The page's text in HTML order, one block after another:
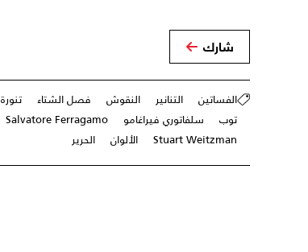
شارك
الفساتين التنانير النقوش فصل الشتاء تنورة
توب
سلفاتوري فيراغامو Salvatore Ferragamo
Stuart Weitzman
الألوان الحرير